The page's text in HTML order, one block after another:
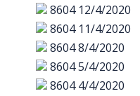
8604 12/4/2020
8604 11/4/2020
86048/4/2020
86045/4/2020
8604 4/4/2020